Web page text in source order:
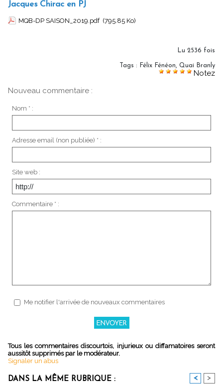
Jacques Chirac en PJ
MQB-DP SAISON_2019.pdf (795.85 Ko)
Lu 2536 fois
Tags : Félix Fénéon, Quai Branly
Notez
Nouveau commentaire :
Nom * :
Adresse email (non publiée) * :
Site web :
Commentaire * :
Me notifier l'arrivée de nouveaux commentaires
Tous les commentaires discourtois, injurieux ou diffamatoires seront
aussitôt supprimés par le modérateur.
Signaler un abus
DANS LA MÊME RUBRIQUE : < >